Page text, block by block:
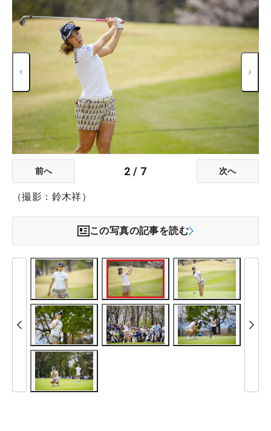
前へ 2 / 7 次へ
（撮影：鈴木祥）
この写真の記事を読む